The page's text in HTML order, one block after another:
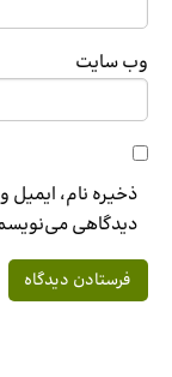
وب‌ سایت
ذخیره نام، ایمیل
دیدگاهی